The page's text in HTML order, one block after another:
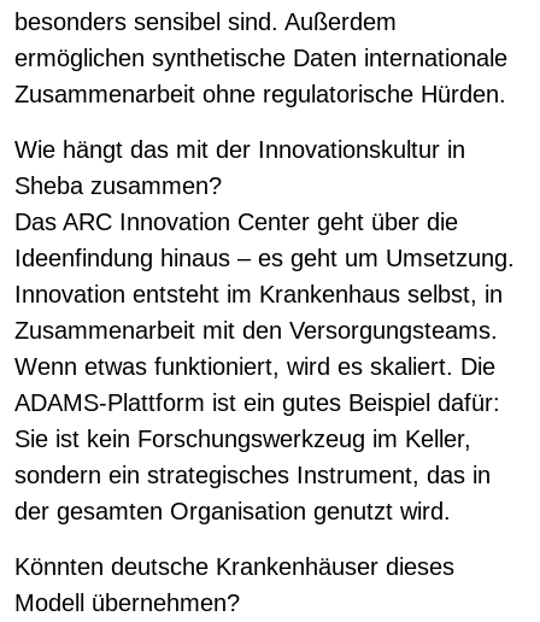
besonders sensibel sind. Außerdem
ermöglichen synthetische Daten internationale
Zusammenarbeit ohne regulatorische Hürden.
Wie hängt das mit der Innovationskultur in
Sheba zusammen?
Das ARC Innovation Center geht über die
Ideenfindung hinaus – es geht um Umsetzung.
Innovation entsteht im Krankenhaus selbst, in
Zusammenarbeit mit den Versorgungsteams.
Wenn etwas funktioniert, wird es skaliert. Die
ADAMS-Plattform ist ein gutes Beispiel dafür:
Sie ist kein Forschungswerkzeug im Keller,
sondern ein strategisches Instrument, das in
der gesamten Organisation genutzt wird.
Könnten deutsche Krankenhäuser dieses
Modell übernehmen?